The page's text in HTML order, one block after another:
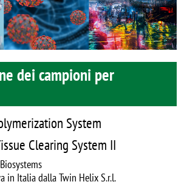
dei campioni per
System
Clearing System II
in Italia dalla Twin Helix S.r.l.